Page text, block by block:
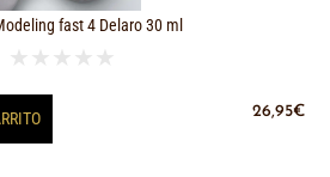
fast 4 Delaro 30 ml
★ ★ ★ ★ ★
26,95€